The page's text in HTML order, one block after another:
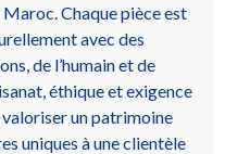
Chaque pièce est
avec des
de l’humain et de
éthique et exigence
un patrimoine
uniques à une clientèle